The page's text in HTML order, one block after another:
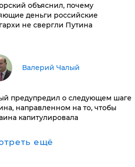
объяснил, почему
деньги российские
не свергли Путина
Валерий Чалый
предупредил о следующем шаге
направленном на то, чтобы
капитулировала
ещё